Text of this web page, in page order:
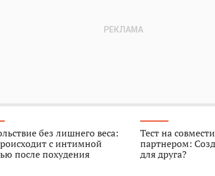
без лишнего веса:
с интимной
после похудения
Тест на
партнером:
для друга?